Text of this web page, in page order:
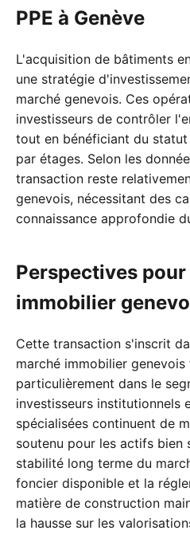
PPE à Genève
L'acquisition de bâtiments
une stratégie
marché genevois. Ces
investisseurs de contrôler
tout en bénéficiant du
par étages. Selon les
transaction reste
genevois, nécessitant des
connaissance approfondie
Perspectives
immobilier
Cette transaction s'inscrit
marché immobilier
particulièrement dans le
investisseurs institutionnels
spécialisées continuent de
soutenu pour les actifs bien
stabilité long terme du
foncier disponible et la
matière de construction
la hausse sur les